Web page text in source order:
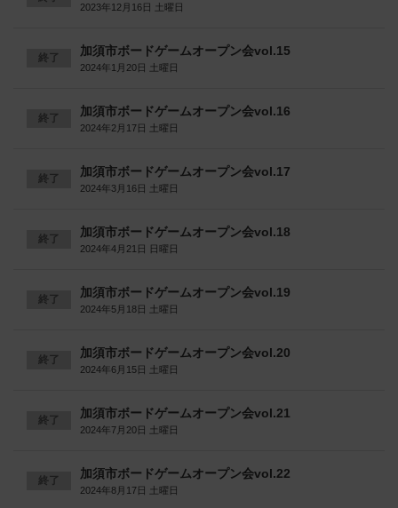
2023年12月16日 土曜日
終了 加須市ボードゲームオープン会vol.15
2024年1月20日 土曜日
終了 加須市ボードゲームオープン会vol.16
2024年2月17日 土曜日
終了 加須市ボードゲームオープン会vol.17
2024年3月16日 土曜日
終了 加須市ボードゲームオープン会vol.18
2024年4月21日 日曜日
終了 加須市ボードゲームオープン会vol.19
2024年5月18日 土曜日
終了 加須市ボードゲームオープン会vol.20
2024年6月15日 土曜日
終了 加須市ボードゲームオープン会vol.21
2024年7月20日 土曜日
終了 加須市ボードゲームオープン会vol.22
2024年8月17日 土曜日